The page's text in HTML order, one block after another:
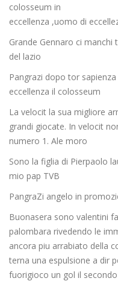
colosseum in
eccellenza ,uomo di
Grande Gennaro ci
del lazio
Pangrazi dopo tor
eccellenza il colosseum
La velocit la sua migliore
grandi giocate. In velocit
numero 1. Ale moro
Sono la figlia di Pierpaolo
mio pap TVB
PangraZi angelo in
Buonasera sono valentini
palombara rivedendo le
ancora piu arrabiato della
terna una espulsione a dir
fuorigioco un gol il